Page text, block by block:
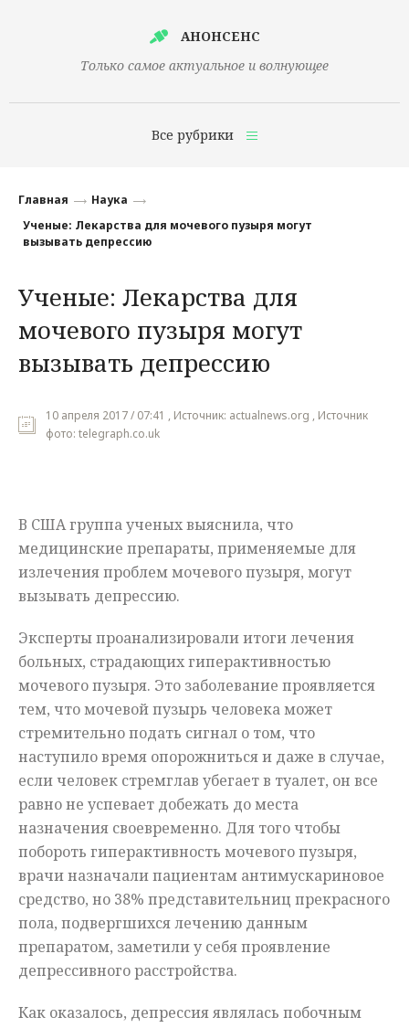
АНОНСЕНС
Только самое актуальное и волнующее
Все рубрики
Финансы
Наука
Культура
Общество
Мнения
Главная
Наука
Ученые: Лекарства для мочевого пузыря могут
вызывать депрессию
Ученые: Лекарства для
мочевого пузыря могут
вызывать депрессию
10 апреля 2017 / 07:41 , Источник: actualnews.org , Источник
фото: telegraph.co.uk
В США группа ученых выяснила, что
медицинские препараты, применяемые для
излечения проблем мочевого пузыря, могут
вызывать депрессию.
Эксперты проанализировали итоги лечения
больных, страдающих гиперактивностью
мочевого пузыря. Это заболевание проявляется
тем, что мочевой пузырь человека может
стремительно подать сигнал о том, что
наступило время опорожниться и даже в случае,
если человек стремглав убегает в туалет, он все
равно не успевает добежать до места
назначения своевременно. Для того чтобы
побороть гиперактивность мочевого пузыря,
врачи назначали пациентам антимускариновое
средство, но 38% представительниц прекрасного
пола, подвергшихся лечению данным
препаратом, заметили у себя проявление
депрессивного расстройства.
Как оказалось, депрессия являлась побочным